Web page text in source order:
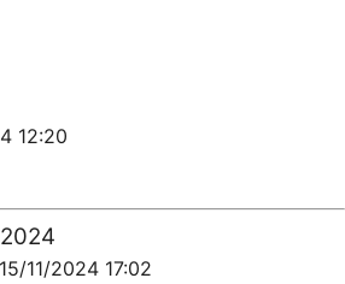
12:20
11/2024 17:02